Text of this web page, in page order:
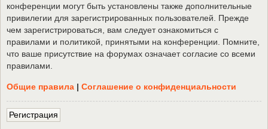
конференции могут быть установлены также дополнительные
привилегии для зарегистрированных пользователей. Прежде
чем зарегистрироваться, вам следует ознакомиться с
правилами и политикой, принятыми на конференции. Помните,
что ваше присутствие на форумах означает согласие со всеми
правилами.
Общие правила | Соглашение о конфиденциальности
Регистрация